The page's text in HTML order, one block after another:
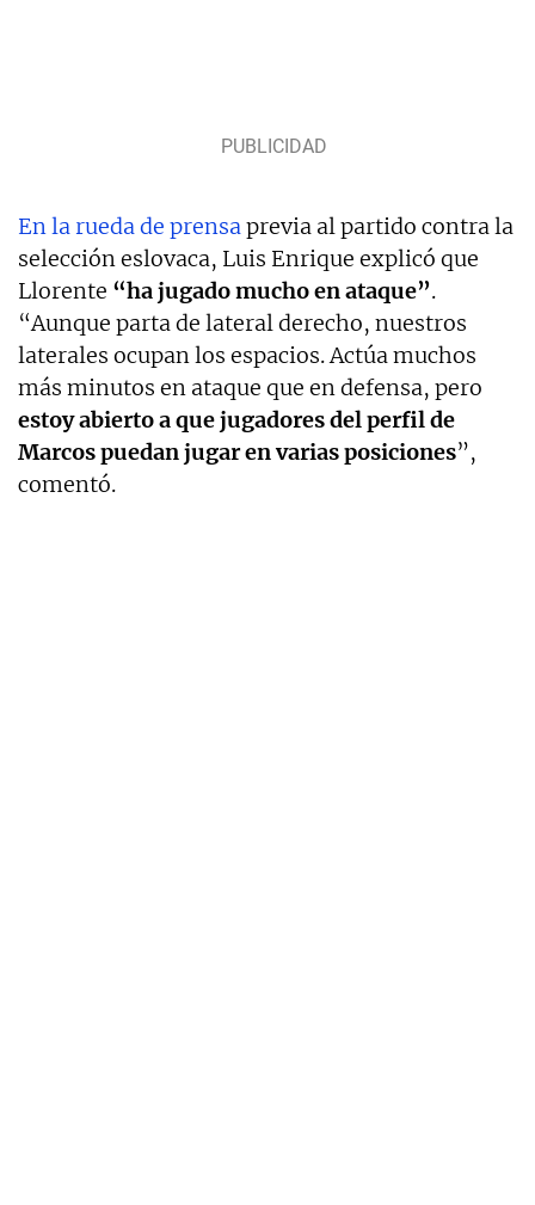
En la rueda de prensaprevia al partido contra la
selección eslovaca, Luis Enrique explicó que
Llorente “ha jugado mucho en ataque”.
“Aunque parta de lateral derecho, nuestros
laterales ocupan los espacios. Actúa muchos
más minutos en ataque que en defensa, pero
estoy abierto a que jugadores del perfil de
Marcos puedan jugar en varias posiciones”,
comentó.